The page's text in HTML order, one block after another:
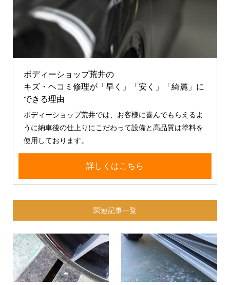
ボディーショップ荒井の
キズ・ヘコミ修理が「早く」「安く」「綺麗」に
できる理由
ボディーショップ荒井では、お客様に喜んでもらえるよ
うに納車後の仕上りにこだわって設備と高品質は塗料を
使用しております。
詳しくはこちら
関連記事一覧